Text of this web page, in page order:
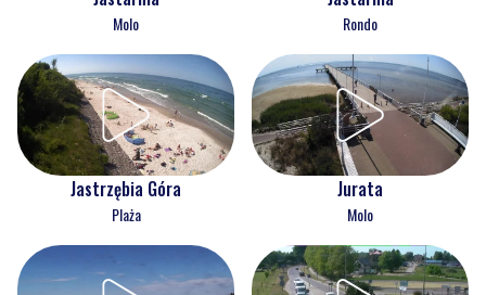
Molo Rondo
Jastrzębia Góra
Plaża
Jurata
Molo